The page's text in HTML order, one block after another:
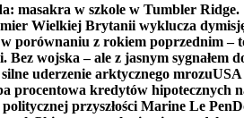
masakra w szkole w Tumbler
Wielkiej Brytanii wyklucza
w porównaniu z rokiem poprzednim
wojska – ale z jasnym sygnałem
uderzenie arktycznego mrozuUSA
procentowa kredytów hipotecznych
przyszłości Marine Le Pen